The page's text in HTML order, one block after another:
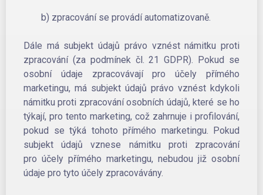
b) zpracování se provádí automatizovaně.
Dále má subjekt údajů právo vznést námitku proti
zpracování (za podmínek čl. 21 GDPR). Pokud se
osobní údaje zpracovávají pro účely přímého
marketingu, má subjekt údajů právo vznést kdykoli
námitku proti zpracování osobních údajů, které se ho
týkají, pro tento marketing, což zahrnuje i profilování,
pokud se týká tohoto přímého marketingu. Pokud
subjekt údajů vznese námitku proti zpracování
pro účely přímého marketingu, nebudou již osobní
údaje pro tyto účely zpracovávány.